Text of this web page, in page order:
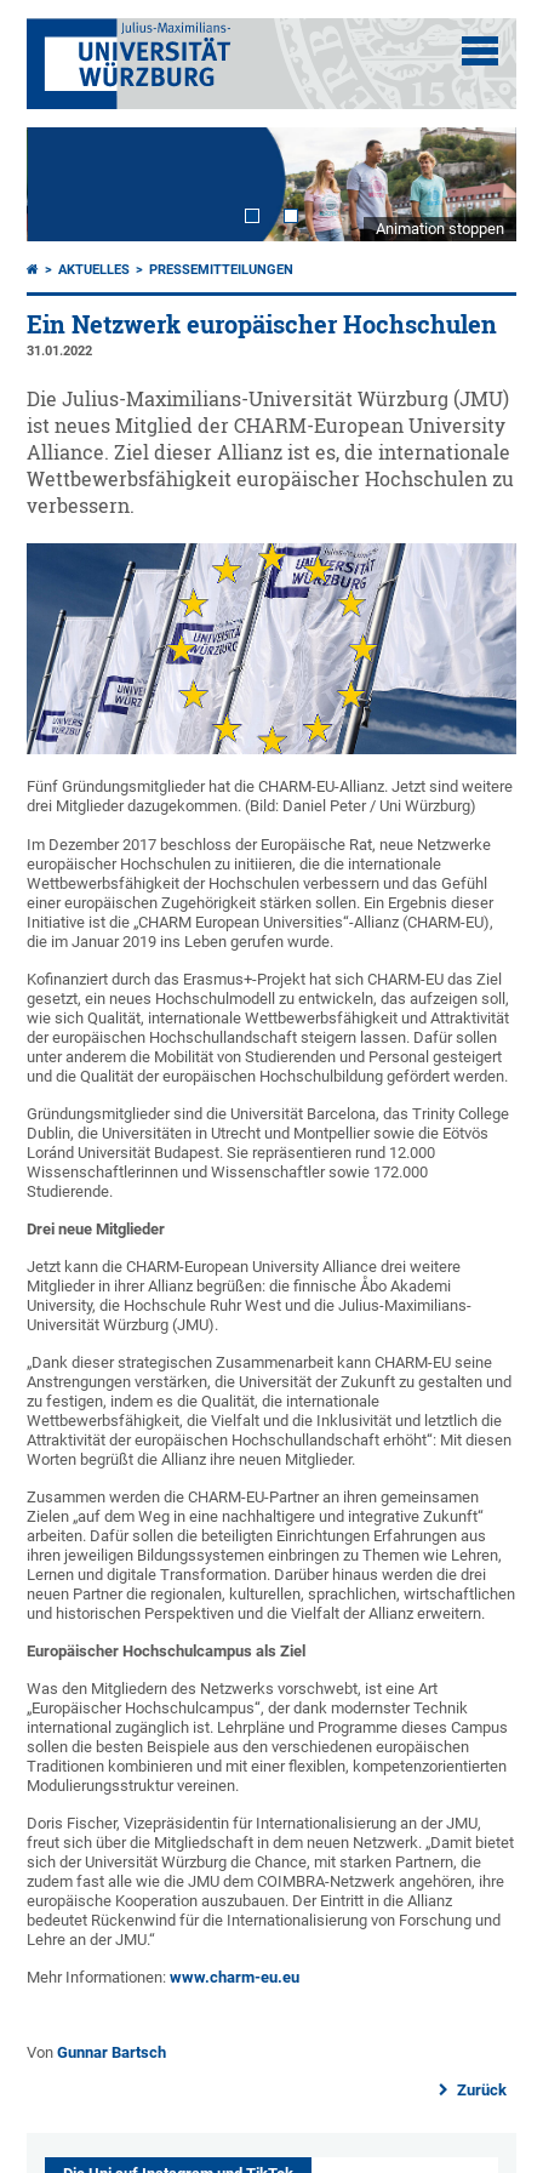
Animation stoppen
AKTUELLES PRESSEMITTEILUNGEN
Ein Netzwerk europäischer Hochschulen
31.01.2022
Die Julius-Maximilians-Universität Würzburg (JMU)
ist neues Mitglied der CHARM-European University
Alliance. Ziel dieser Allianz ist es, die internationale
Wettbewerbsfähigkeit europäischer Hochschulen zu
verbessern.
Fünf Gründungsmitglieder hat die CHARM-EU-Allianz. Jetzt sind weitere
drei Mitglieder dazugekommen. (Bild: Daniel Peter / Uni Würzburg)
Im Dezember 2017 beschloss der Europäische Rat, neue Netzwerke
europäischer Hochschulen zu initiieren, die die internationale
Wettbewerbsfähigkeit der Hochschulen verbessern und das Gefühl
einer europäischen Zugehörigkeit stärken sollen. Ein Ergebnis dieser
Initiative ist die „CHARM European Universities“-Allianz (CHARM-EU),
die im Januar 2019 ins Leben gerufen wurde.
Kofinanziert durch das Erasmus+-Projekt hat sich CHARM-EU das Ziel
gesetzt, ein neues Hochschulmodell zu entwickeln, das aufzeigen soll,
wie sich Qualität, internationale Wettbewerbsfähigkeit und Attraktivität
der europäischen Hochschullandschaft steigern lassen. Dafür sollen
unter anderem die Mobilität von Studierenden und Personal gesteigert
und die Qualität der europäischen Hochschulbildung gefördert werden.
Gründungsmitglieder sind die Universität Barcelona, das Trinity College
Dublin, die Universitäten in Utrecht und Montpellier sowie die Eötvös
Loránd Universität Budapest. Sie repräsentieren rund 12.000
Wissenschaftlerinnen und Wissenschaftler sowie 172.000
Studierende.
Drei neue Mitglieder
Jetzt kann die CHARM-European University Alliance drei weitere
Mitglieder in ihrer Allianz begrüßen: die finnische Åbo Akademi
University, die Hochschule Ruhr West und die Julius-Maximilians-
Universität Würzburg (JMU).
„Dank dieser strategischen Zusammenarbeit kann CHARM-EU seine
Anstrengungen verstärken, die Universität der Zukunft zu gestalten und
zu festigen, indem es die Qualität, die internationale
Wettbewerbsfähigkeit, die Vielfalt und die Inklusivität und letztlich die
Attraktivität der europäischen Hochschullandschaft erhöht“: Mit diesen
Worten begrüßt die Allianz ihre neuen Mitglieder.
Zusammen werden die CHARM-EU-Partner an ihren gemeinsamen
Zielen „auf dem Weg in eine nachhaltigere und integrative Zukunft“
arbeiten. Dafür sollen die beteiligten Einrichtungen Erfahrungen aus
ihren jeweiligen Bildungssystemen einbringen zu Themen wie Lehren,
Lernen und digitale Transformation. Darüber hinaus werden die drei
neuen Partner die regionalen, kulturellen, sprachlichen, wirtschaftlichen
und historischen Perspektiven und die Vielfalt der Allianz erweitern.
Europäischer Hochschulcampus als Ziel
Was den Mitgliedern des Netzwerks vorschwebt, ist eine Art
„Europäischer Hochschulcampus“, der dank modernster Technik
international zugänglich ist. Lehrpläne und Programme dieses Campus
sollen die besten Beispiele aus den verschiedenen europäischen
Traditionen kombinieren und mit einer flexiblen, kompetenzorientierten
Modulierungsstruktur vereinen.
Doris Fischer, Vizepräsidentin für Internationalisierung an der JMU,
freut sich über die Mitgliedschaft in dem neuen Netzwerk. „Damit bietet
sich der Universität Würzburg die Chance, mit starken Partnern, die
zudem fast alle wie die JMU dem COIMBRA-Netzwerk angehören, ihre
europäische Kooperation auszubauen. Der Eintritt in die Allianz
bedeutet Rückenwind für die Internationalisierung von Forschung und
Lehre an der JMU.“
Mehr Informationen:www.charm-eu.eu
VonGunnar Bartsch
Zurück